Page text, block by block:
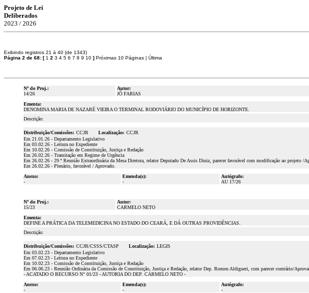
Projeto de Lei
Deliberados
2023 / 2026
Exibindo registros 21 á 40 (de 1343)
Página 2 de 68: [ 1 2 3 4 5 6 7 8 9 10 ] Próximas 10 Páginas | Última
Nº do Proj.:
14/26
Autor:
JÔ FARIAS
Ementa:
DENOMINA MARIA DE NAZARÉ VIEIRA O TERMINAL RODOVIÁRIO DO MUNICÍPIO DE HORIZONTE.
Descrição:
Distribuição/Comissões: CCJR Localização: CCJR
Em 21.01.26 - Departamento Legislativo
Em 03.02.26 - Leitura no Expediente
Em 10.02.26 - Comissão de Constituição, Justiça e Redação
Em 26.02.26 - Tramitação em Regime de Urgência
Em 26.02.26 - 29.ª Reunião Extraordinária da Mesa Diretora, relator Deputado De Assis Diniz, parecer favorável com modificação ao projeto /
Em 26.02.26 - Plenário, favorável / Aprovado.
Anexo:
-
Emenda(s):
-
Autógrafo:
AU 17/26
Nº do Proj.:
15/23
Autor:
CARMELO NETO
Ementa:
DEFINE A PRÁTICA DA TELEMEDICINA NO ESTADO DO CEARÁ, E DÁ OUTRAS PROVIDÊNCIAS.
Descrição:
Distribuição/Comissões: CCJR/CSSS/CTASP Localização: LEGIS
Em 03.02.23 - Departamento Legislativo
Em 07.02.23 - Leitura no Expediente
Em 10.02.23 - Comissão de Constituição, Justiça e Redação
Em 06.06.23 - Reunião Ordinária da Comissão de Constituição, Justiça e Redação, relator Dep. Romeu Aldigueri, com parecer contrário/
- ACATADO O RECURSO N° 01/23 - AUTORIA DO DEP. CARMELO NETO -
Anexo:
-
Emenda(s):
-
Autógrafo:
-